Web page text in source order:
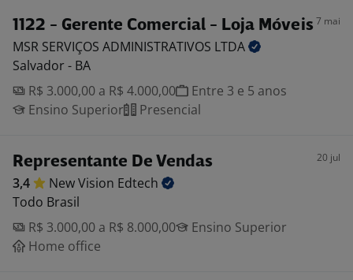
1122 - Gerente Comercial - Loja Móveis 7 mai
MSR SERVIÇOS ADMINISTRATIVOS LTDA
Salvador - BA
R$ 3.000,00 a R$ 4.000,00
Entre 3 e 5 anos
Ensino Superior
Presencial
Representante De Vendas 20 jul
3,4 New Vision Edtech
Todo Brasil
R$ 3.000,00 a R$ 8.000,00
Ensino Superior
Home office